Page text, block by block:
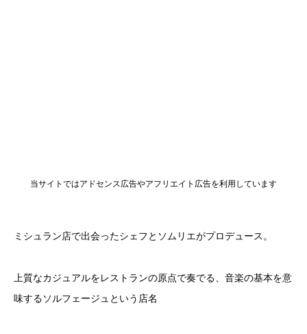
当サイトではアドセンス広告やアフリエイト広告を利用しています
ミシュラン店で出会ったシェフとソムリエがプロデュース。
上質なカジュアルをレストランの原点で奏でる、音楽の基本を意
味するソルフェージュという店名